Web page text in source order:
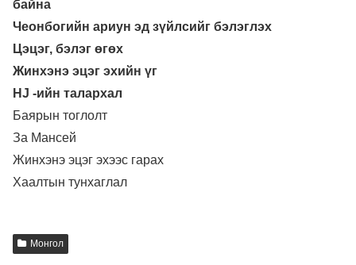
байна
Чеонбогийн ариун эд зүйлсийг бэлэглэх
Цэцэг, бэлэг өгөх
Жинхэнэ эцэг эхийн үг
HJ -ийн талархал
Баярын тоглолт
За Мансей
Жинхэнэ эцэг эхээс гарах
Хаалтын тунхаглал
Монгол